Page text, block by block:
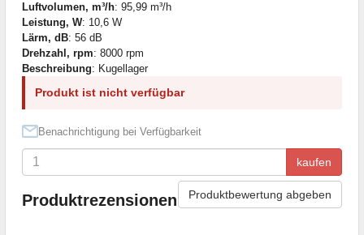
Luftvolumen, m³/h: 95,99 m³/h
Leistung, W: 10,6 W
Lärm, dB: 56 dB
Drehzahl, rpm: 8000 rpm
Beschreibung: Kugellager
Produkt ist nicht verfügbar
Benachrichtigung bei Verfügbarkeit
kaufen
Produktrezensionen Produktbewertung abgeben